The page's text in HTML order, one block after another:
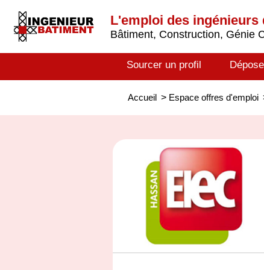
L'emploi des ingénieurs
Bâtiment, Construction, Génie
Sourcer un profil
Accueil > Espace offres d'emploi